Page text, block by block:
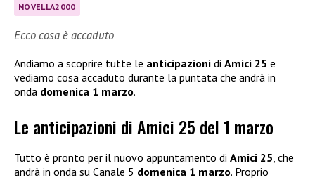
NOVELLA2000
Ecco cosa è accaduto
Andiamo a scoprire tutte le anticipazioni di Amici 25 e
vediamo cosa accaduto durante la puntata che andrà in
onda domenica 1 marzo.
Le anticipazioni di Amici 25 del 1 marzo
Tutto è pronto per il nuovo appuntamento di Amici 25, che
andrà in onda su Canale 5 domenica 1 marzo. Proprio